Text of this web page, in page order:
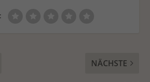
NÄCHSTE